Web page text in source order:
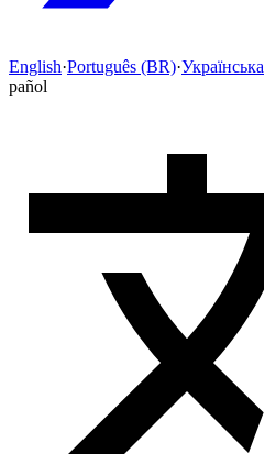
English·Português (BR)·Українська
pañol